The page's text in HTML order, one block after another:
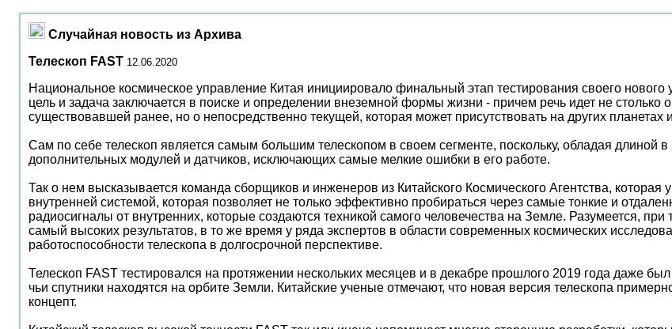
Случайная новость из Архива
Телескоп FAST 12.06.2020
Национальное космическое управление Китая инициировало финальный этап тестирования своего нового
цель и задача заключается в поиске и определении внеземной формы жизни - причем речь идет не столько
существовавшей ранее, но о непосредственно текущей, которая может присутствовать на других планетах и
Сам по себе телескоп является самым большим телескопом в своем сегменте, поскольку, обладая длиной
дополнительных модулей и датчиков, исключающих самые мелкие ошибки в его работе.
Так о нем высказывается команда сборщиков и инженеров из Китайского Космического Агентства, которая
внутренней системой, которая позволяет не только эффективно пробираться через самые тонкие и
радиосигналы от внутренних, которые создаются техникой самого человечества на Земле. Разумеется,
самый высоких результатов, в то же время у ряда экспертов в области современных космических
работоспособности телескопа в долгосрочной перспективе.
Телескоп FAST тестировался на протяжении нескольких месяцев и в декабре прошлого 2019 года даже
чьи спутники находятся на орбите Земли. Китайские ученые отмечают, что новая версия телескопа
концепт.